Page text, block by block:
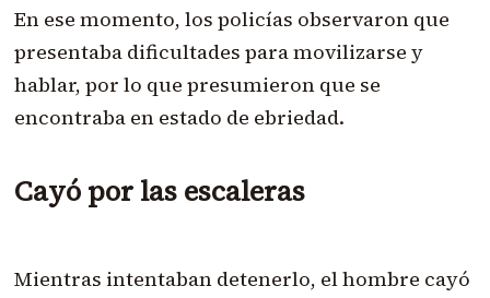
En ese momento, los policías observaron que
presentaba dificultades para movilizarse y
hablar, por lo que presumieron que se
encontraba en estado de ebriedad.
Cayó por las escaleras
Mientras intentaban detenerlo, el hombre cayó